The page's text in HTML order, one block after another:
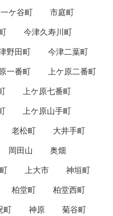
一ケ谷町
市庭町
今津久寿川町
野田町
今津二葉町
一番町
上ケ原二番町
上ケ原七番町
上ケ原山手町
老松町
大井手町
岡田山
奥畑
上大市
神垣町
柏堂町
柏堂西町
町 神原
菊谷町